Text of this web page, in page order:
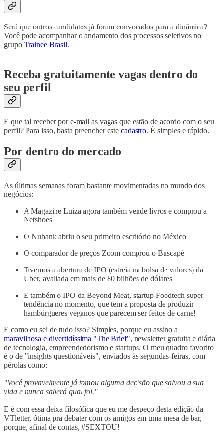
Será que outros candidatos já foram convocados para a dinâmica?
Você pode acompanhar o andamento dos processos seletivos no
grupo Trainee Brasil.
Receba gratuitamente vagas dentro do
seu perfil
E que tal receber por e-mail as vagas que estão de acordo com o seu
perfil? Para isso, basta preencher este cadastro. É simples e rápido.
Por dentro do mercado
As últimas semanas foram bastante movimentadas no mundo dos
negócios:
A Magazine Luiza agora também vende livros e comprou a
Netshoes
O Nubank abriu o seu primeiro escritório no México
O comparador de preços Zoom comprou o Buscapé
Tivemos a abertura de IPO (estreia na bolsa de valores) da
Uber, avaliada em mais de 80 bilhões de dólares
E também o IPO da Beyond Meat, startup Foodtech super
tendência no momento, que tem a proposta de produzir
hambúrgueres veganos que parecem ser feitos de carne!
E como eu sei de tudo isso? Simples, porque eu assino a
maravilhosa e divertidíssima "The Brief", newsletter gratuita e diária
de tecnologia, empreendedorismo e startups. O meu quadro favorito
é o de "insights questionáveis", enviados às segundas-feiras, com
pérolas como:
"Você provavelmente já tomou alguma decisão que salvou a sua
vida e nunca saberá qual foi."
E é com essa deixa filosófica que eu me despeço desta edição da
VTletter, ótima pra debater com os amigos em uma mesa de bar,
porque, afinal de contas, #SEXTOU!